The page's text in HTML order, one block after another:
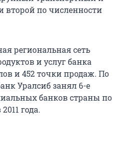
второй по численности
региональная сеть
и услуг банка
и 452 точки продаж. По
Уралсиб занял 6-е
банков страны по
года.